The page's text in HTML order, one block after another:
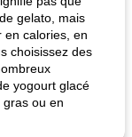
gelato, mais
en calories, en
choisissez des
yogourt glacé
ou en